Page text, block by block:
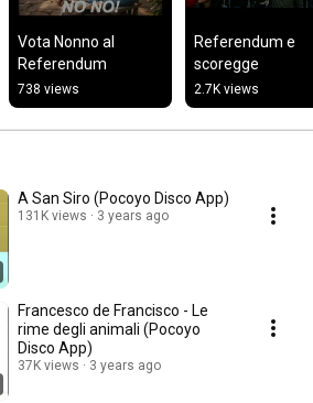
Vota Nonno al
Referendum
738 views
Referendum e
scoregge
2.7K views
A San Siro (Pocoyo Disco App)
131K views 3 years ago
Francesco de Francisco - Le
rime degli animali (Pocoyo
Disco App)
37K views 3 years ago